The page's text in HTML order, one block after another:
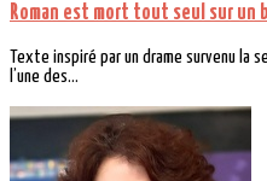
Roman est mort tout seul sur un
Texte inspiré par un drame survenu la
l’une des...